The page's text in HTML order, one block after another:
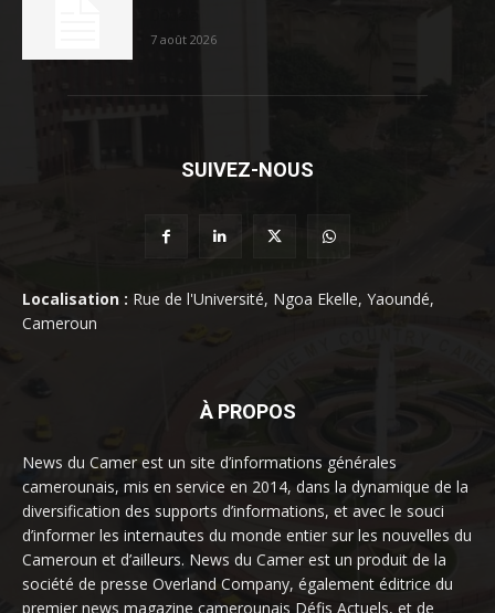
7 août 2026
SUIVEZ-NOUS
Localisation : Rue de l'Université, Ngoa Ekelle, Yaoundé,
Cameroun
À PROPOS
News du Camer est un site d’informations générales
camerounais, mis en service en 2014, dans la dynamique de la
diversification des supports d’informations, et avec le souci
d’informer les internautes du monde entier sur les nouvelles du
Cameroun et d’ailleurs. News du Camer est un produit de la
société de presse Overland Company, également éditrice du
premier news magazine camerounais Défis Actuels, et de